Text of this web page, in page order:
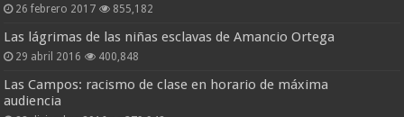
26 febrero 2017 855,182
Las lágrimas de las niñas esclavas de Amancio Ortega
29 abril 2016 400,848
Las Campos: racismo de clase en horario de máxima
audiencia